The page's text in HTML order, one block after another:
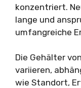
konzentriert.
lange und
umfangreiche
Die Gehälter
variieren,
wie Standort,